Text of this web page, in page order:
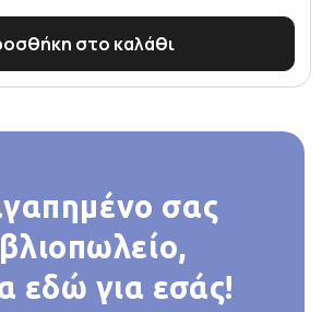
στο καλάθι
σας
εδώ για εσάς!